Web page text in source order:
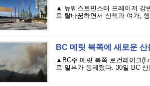
▲ 뉴웨스트민스터 프레이저 강
로 탈바꿈하면서 산책과 여가,
BC 메릿 북쪽에 새로운
▲BC주 메릿 북쪽 로건레이크
로 일부가 통제됐다. 30일 BC